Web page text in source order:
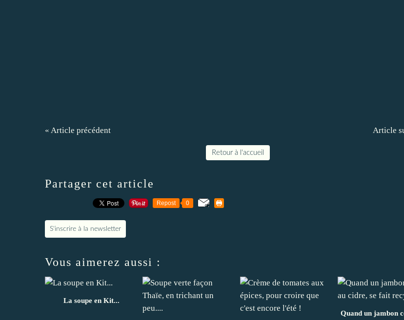
« Article précédent Article
Retour à l'accueil
Partager cet article
Repost 0
S'inscrire à la newsletter
Vous aimerez aussi :
La soupe en Kit...
Quand un jambon